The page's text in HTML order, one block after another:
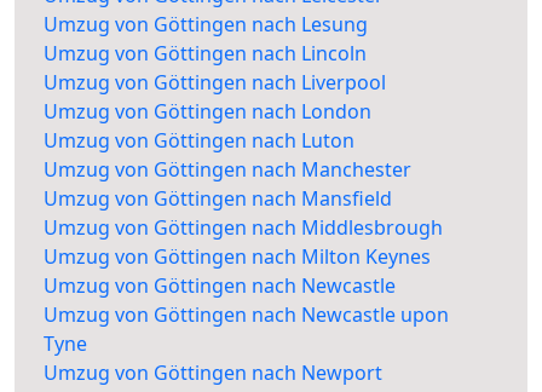
Umzug von Göttingen nach Lesung
Umzug von Göttingen nach Lincoln
Umzug von Göttingen nach Liverpool
Umzug von Göttingen nach London
Umzug von Göttingen nach Luton
Umzug von Göttingen nach Manchester
Umzug von Göttingen nach Mansfield
Umzug von Göttingen nach Middlesbrough
Umzug von Göttingen nach Milton Keynes
Umzug von Göttingen nach Newcastle
Umzug von Göttingen nach Newcastle upon
Tyne
Umzug von Göttingen nach Newport